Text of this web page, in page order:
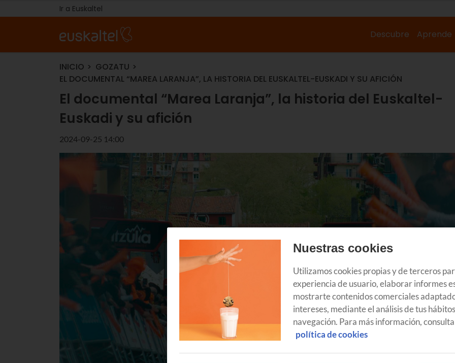
Ir a Euskaltel
Descubre Aprende
INICIO
GOZATU
EL DOCUMENTAL “MAREA LARANJA”, LA HISTORIA DEL EUSKALTEL-EUSKADI Y SU AFICIÓN
El documental “Marea Laranja”, la historia del Euskaltel-
Euskadi y su afición
2024-09-25 14:00
Nuestras cookies
Utilizamos cookies propias y de terceros
experiencia de usuario, elaborar informes
mostrarte contenidos comerciales
intereses, mediante el análisis de tus
navegación. Para más información,
política de cookies